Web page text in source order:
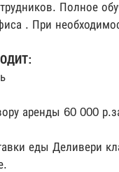
Полное
. При
аренды 60 000
еды Деливери